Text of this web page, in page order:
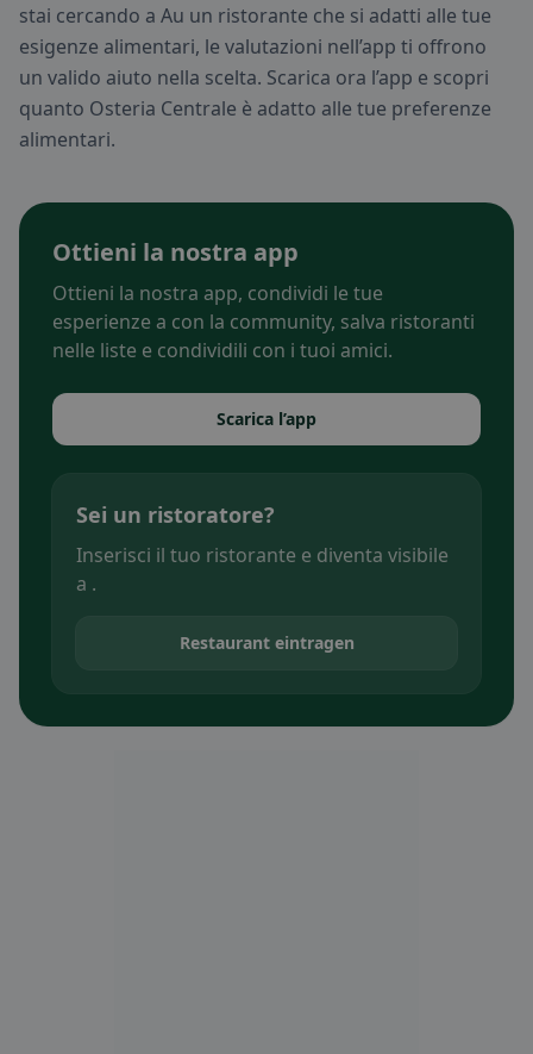
stai cercando a Au un ristorante che si adatti alle tue
esigenze alimentari, le valutazioni nell’app ti offrono
un valido aiuto nella scelta. Scarica ora l’app e scopri
quanto Osteria Centrale è adatto alle tue preferenze
alimentari.
Ottieni la nostra app
Ottieni la nostra app, condividi le tue
esperienze a con la community, salva ristoranti
nelle liste e condividili con i tuoi amici.
Scarica l’app
Sei un ristoratore?
Inserisci il tuo ristorante e diventa visibile
a .
Restaurant eintragen